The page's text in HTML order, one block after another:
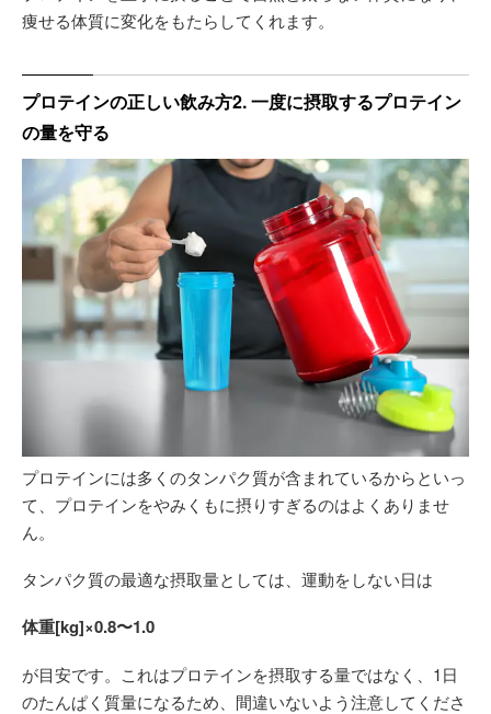
痩せる体質に変化をもたらしてくれます。
プロテインの正しい飲み方2. 一度に摂取するプロテイン
の量を守る
プロテインには多くのタンパク質が含まれているからといっ
て、プロテインをやみくもに摂りすぎるのはよくありませ
ん。
タンパク質の最適な摂取量としては、運動をしない日は
体重[kg]×0.8〜1.0
が目安です。これはプロテインを摂取する量ではなく、1日
のたんぱく質量になるため、間違いないよう注意してくださ